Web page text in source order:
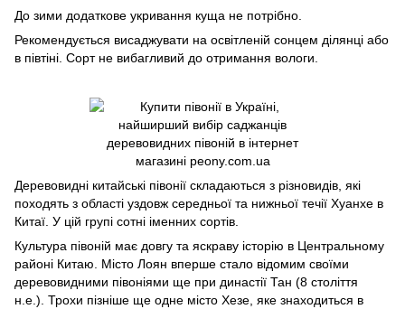
До зими додаткове укривання куща не потрібно.
Рекомендується висаджувати на освітленій сонцем ділянці або
в півтіні. Сорт не вибагливий до отримання вологи.
Деревовидні китайські півонії складаються з різновидів, які
походять з області уздовж середньої та нижньої течії Хуанхе в
Китаї. У цій групі сотні іменних сортів.
Культура півоній має довгу та яскраву історію в Центральному
районі Китаю. Місто Лоян вперше стало відомим своїми
деревовидними півоніями ще при династії Тан (8 століття
н.е.). Трохи пізніше ще одне місто Хезе, яке знаходиться в